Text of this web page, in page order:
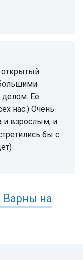
делом. Её
Очень
и взрослым, и
бы с
Варны на